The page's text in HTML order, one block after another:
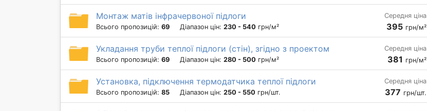
Монтаж матів інфрачервоної підлоги
Всього пропозицій: 69 Діапазон цін: 230 - 540 грн/м²
Середня ціна
395 грн/м²
Укладання труби теплої підлоги (стін), згідно з проектом
Всього пропозицій: 69 Діапазон цін: 280 - 500 грн/м²
Середня ціна
381 грн/м²
Установка, підключення термодатчика теплої підлоги
Всього пропозицій: 85 Діапазон цін: 250 - 550 грн/шт.
Середня ціна
377 грн/шт.